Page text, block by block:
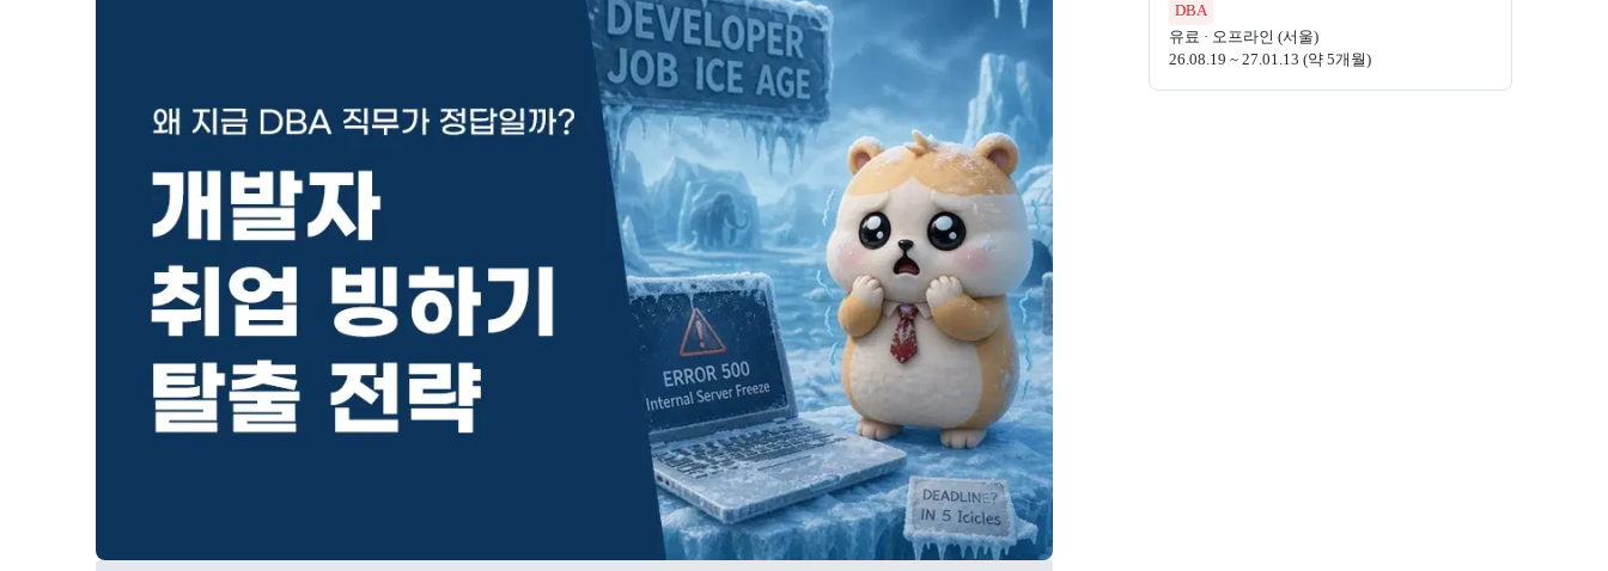
DBA
유료 · 오프라인 (서울)
26.08.19 ~ 27.01.13 (약 5개월)